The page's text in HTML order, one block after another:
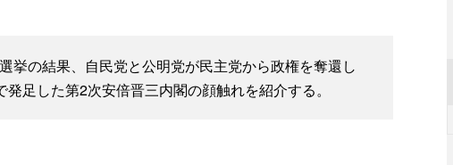
挙の結果、自民党と公明党が民主党から政権を奪還し
足した第2次安倍晋三内閣の顔触れを紹介する。